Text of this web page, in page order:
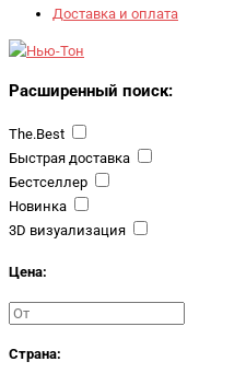
Доставка и оплата
Расширенный поиск:
The.Best
Быстрая доставка
Бестселлер
Новинка
3D визуализация
Цена:
Страна: